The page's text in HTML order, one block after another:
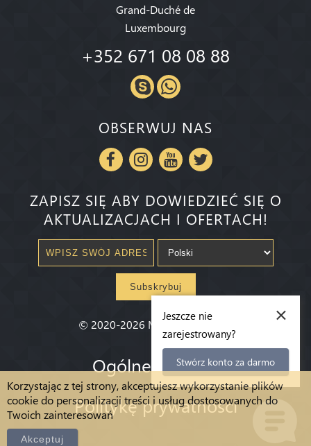
Korzystając z tej strony, akceptujesz wykorzystanie plików
cookie do personalizacji treści i usług dostosowanych do
Twoich zainteresowań
Akceptuj
Grand-Duché de
Luxembourg
+352 671 08 08 88
OBSERWUJ NAS
ZAPISZ SIĘ ABY DOWIEDZIEĆ SIĘ O
AKTUALIZACJACH I OFERTACH!
Subskrybuj
© 2020-2026 Millenium State
Ogólne warunki
Politykę prywatności
×
Jeszcze nie
zarejestrowany?
Stwórz konto za darmo